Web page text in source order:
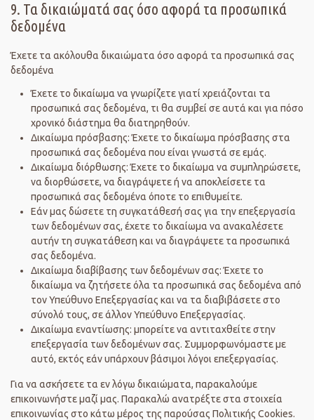
9. Τα δικαιώματά σας όσο αφορά τα προσωπικά
δεδομένα
Έχετε τα ακόλουθα δικαιώματα όσο αφορά τα προσωπικά σας
δεδομένα
Έχετε το δικαίωμα να γνωρίζετε γιατί χρειάζονται τα
προσωπικά σας δεδομένα, τι θα συμβεί σε αυτά και για πόσο
χρονικό διάστημα θα διατηρηθούν.
Δικαίωμα πρόσβασης: Έχετε το δικαίωμα πρόσβασης στα
προσωπικά σας δεδομένα που είναι γνωστά σε εμάς.
Δικαίωμα διόρθωσης: Έχετε το δικαίωμα να συμπληρώσετε,
να διορθώσετε, να διαγράψετε ή να αποκλείσετε τα
προσωπικά σας δεδομένα όποτε το επιθυμείτε.
Εάν μας δώσετε τη συγκατάθεσή σας για την επεξεργασία
των δεδομένων σας, έχετε το δικαίωμα να ανακαλέσετε
αυτήν τη συγκατάθεση και να διαγράψετε τα προσωπικά
σας δεδομένα.
Δικαίωμα διαβίβασης των δεδομένων σας: Έχετε το
δικαίωμα να ζητήσετε όλα τα προσωπικά σας δεδομένα από
τον Υπεύθυνο Επεξεργασίας και να τα διαβιβάσετε στο
σύνολό τους, σε άλλον Υπεύθυνο Επεξεργασίας.
Δικαίωμα εναντίωσης: μπορείτε να αντιταχθείτε στην
επεξεργασία των δεδομένων σας. Συμμορφωνόμαστε με
αυτό, εκτός εάν υπάρχουν βάσιμοι λόγοι επεξεργασίας.
Για να ασκήσετε τα εν λόγω δικαιώματα, παρακαλούμε
επικοινωνήστε μαζί μας. Παρακαλώ ανατρέξτε στα στοιχεία
επικοινωνίας στο κάτω μέρος της παρούσας Πολιτικής Cookies.